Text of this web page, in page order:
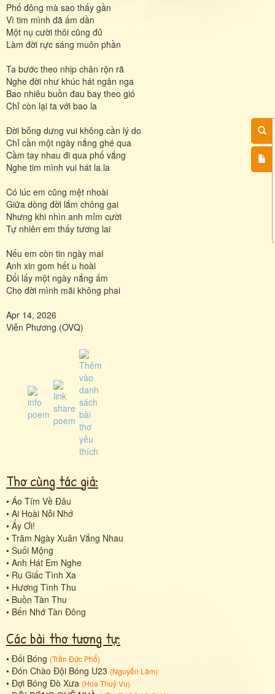
Phố đông mà sao thấy gần
Vì tim mình đã ấm dần
Một nụ cười thôi cũng đủ
Làm đời rực sáng muôn phần
Ta bước theo nhịp chân rộn rã
Nghe đời như khúc hát ngân nga
Bao nhiêu buồn đau bay theo gió
Chỉ còn lại ta với bao la
Đời bỗng dưng vui không cần lý do
Chỉ cần một ngày nắng ghé qua
Cầm tay nhau đi qua phố vắng
Nghe tim mình vui hát la la
Có lúc em cũng mệt nhoài
Giữa dòng đời lắm chông gai
Nhưng khi nhìn anh mỉm cười
Tự nhiên em thấy tương lai
Nếu em còn tin ngày mai
Anh xin gom hết u hoài
Đổi lấy một ngày nắng ấm
Cho đời mình mãi không phai
Apr 14, 2026
Viễn Phương (OVQ)
Thơ cùng tác giả:
• Áo Tím Về Đâu
• Ai Hoài Nỗi Nhớ
• Ấy Ơi!
• Trăm Ngày Xuân Vắng Nhau
• Suối Mộng
• Anh Hát Em Nghe
• Ru Giấc Tình Xa
• Hương Tình Thu
• Buồn Tàn Thu
• Bến Nhớ Tàn Đông
Các bài thơ tương tự:
• Đối Bóng (Trần Đức Phổ)
• Đón Chào Đội Bóng U23 (Nguyễn Lâm)
• Đợi Bóng Đò Xưa (Hoa Thuỷ Vu)